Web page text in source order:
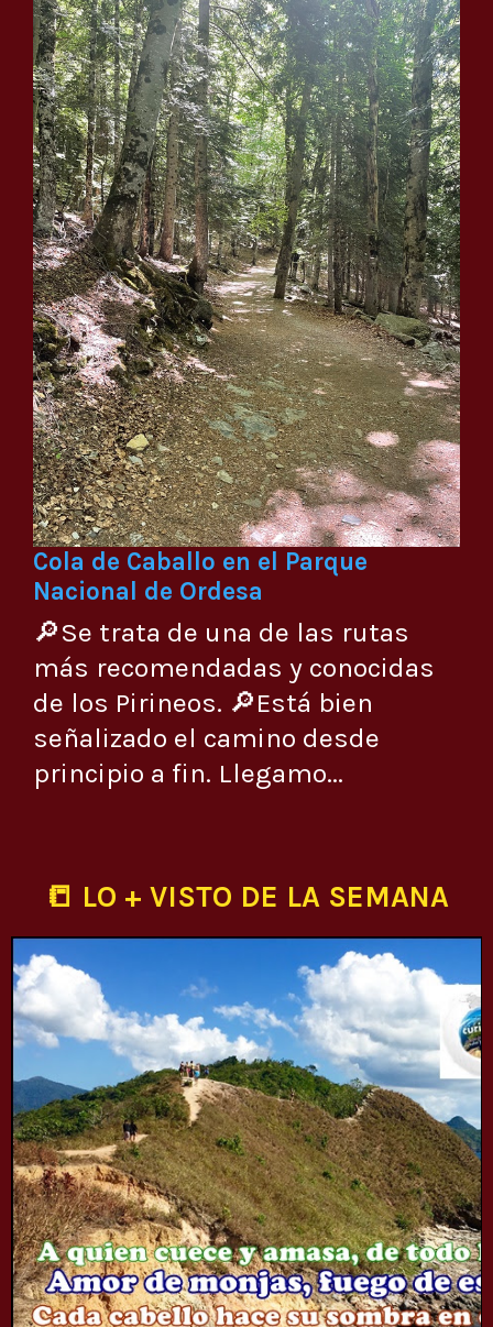
Cola de Caballo en el Parque
Nacional de Ordesa
🔎Se trata de una de las rutas
más recomendadas y conocidas
de los Pirineos. 🔎Está bien
señalizado el camino desde
principio a fin. Llegamo...
📒 LO + VISTO DE LA SEMANA